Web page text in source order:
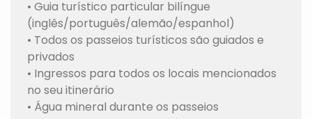
• Guia turístico particular bilíngue
(inglês/português/alemão/espanhol)
• Todos os passeios turísticos são guiados e
privados
• Ingressos para todos os locais mencionados
no seu itinerário
• Água mineral durante os passeios